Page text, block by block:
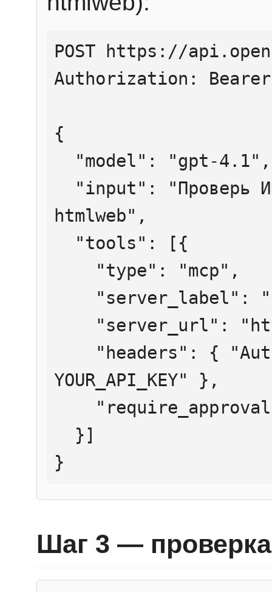
POST https://
Authorization:
{
htmlweb",
YOUR_API_KEY" },
}
Шаг 3 — проверка